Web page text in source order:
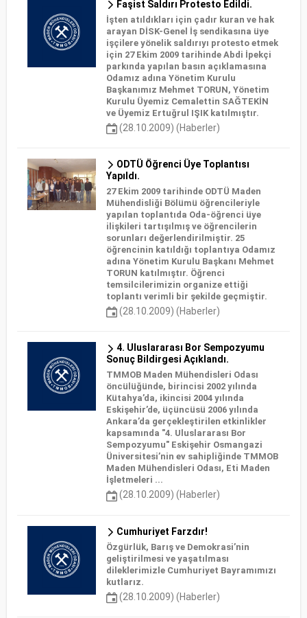
Faşist Saldırı Protesto Edildi.
İşten atıldıkları için çadır kuran ve hak
arayan DİSK-Genel İş sendikasına üye
işçilere yönelik saldırıyı protesto etmek
için 27 Ekim 2009 tarihinde Abdi İpekçi
parkında yapılan basın açıklamasına
Odamız adına Yönetim Kurulu
Başkanımız Mehmet TORUN, Yönetim
Kurulu Üyemiz Cemalettin SAĞTEKİN
ve Üyemiz Ertuğrul IŞIK katılmıştır.
(28.10.2009) (Haberler)
ODTÜ Öğrenci Üye Toplantısı
Yapıldı.
27 Ekim 2009 tarihinde ODTÜ Maden
Mühendisliği Bölümü öğrencileriyle
yapılan toplantıda Oda-öğrenci üye
ilişkileri tartışılmış ve öğrencilerin
sorunları değerlendirilmiştir. 25
öğrencinin katıldığı toplantıya Odamız
adına Yönetim Kurulu Başkanı Mehmet
TORUN katılmıştır. Öğrenci
temsilcilerimizin organize ettiği
toplantı verimli bir şekilde geçmiştir.
(28.10.2009) (Haberler)
4. Uluslararası Bor Sempozyumu
Sonuç Bildirgesi Açıklandı.
TMMOB Maden Mühendisleri Odası
öncülüğünde, birincisi 2002 yılında
Kütahya’da, ikincisi 2004 yılında
Eskişehir’de, üçüncüsü 2006 yılında
Ankara’da gerçekleştirilen etkinlikler
kapsamında "4. Uluslararası Bor
Sempozyumu" Eskişehir Osmangazi
Üniversitesi’nin ev sahipliğinde TMMOB
Maden Mühendisleri Odası, Eti Maden
İşletmeleri ...
(28.10.2009) (Haberler)
Cumhuriyet Farzdır!
Özgürlük, Barış ve Demokrasi’nin
geliştirilmesi ve yaşatılması
dileklerimizle Cumhuriyet Bayramımızı
kutlarız.
(28.10.2009) (Haberler)